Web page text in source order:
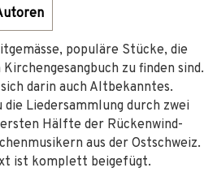
populäre Stücke, die
zu finden sind.
darin auch Altbekanntes.
Liedersammlung durch zwei
Hälfte der Rückenwind-
aus der Ostschweiz.
ist komplett beigefügt.